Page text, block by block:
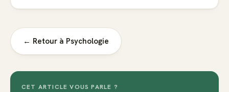
← Retour à Psychologie
CET ARTICLE VOUS PARLE ?